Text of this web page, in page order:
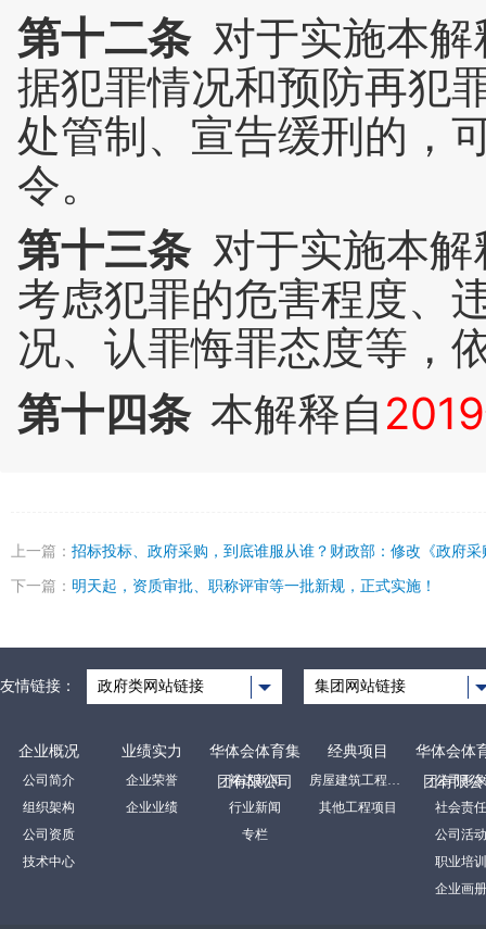
第十二条 对于实施本
据犯罪情况和预防再犯
处管制、宣告缓刑的，
令。
第十三条 对于实施本
考虑犯罪的危害程度、
况、认罪悔罪态度等，
第十四条 本解释自
上一篇： 招标投标、政府采购，到底谁服从谁？财政部：修改《政府
下一篇： 明天起，资质审批、职称评审等一批新规，正式实施！
友情链接： 政府类网站链接 集团网站链接
企业概况
公司简介
组织架构
公司资质
技术中心
业绩实力
企业荣誉
企业业绩
华体会体育集
团有限公司
裕达新闻
行业新闻
专栏
经典项目
房屋建筑工程项目
其他工程项目
华体会体
团有限
公司形象
社会责任
公司活动
职业培训
企业画册